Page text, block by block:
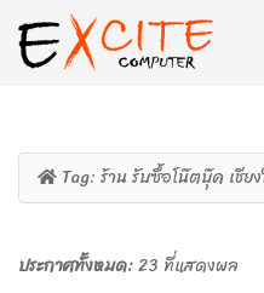
Tag: ร้าน รับซื้อโน๊ตบุ๊ค เชีย
ประกาศทั้งหมด:23 ที่แสดงผล